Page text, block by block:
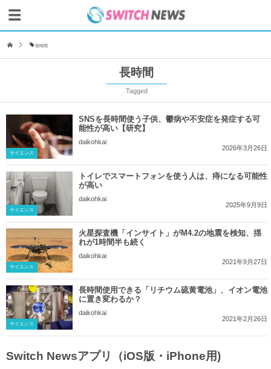
長時間
長時間
Tagged
サイエンス
SNSを長時間使う子供、鬱病や不安症を発症する可
能性が高い【研究】
daikohkai
2026年3月26日
サイエンス
トイレでスマートフォンを使う人は、痔になる可能性
が高い
daikohkai
2025年9月9日
サイエンス
火星探査機「インサイト」がM4.2の地震を検知、揺
れが1時間半も続く
daikohkai
2021年9月27日
サイエンス
長時間使用できる「リチウム硫黄電池」、イオン電池
に置き変わるか？
daikohkai
2021年2月26日
Switch Newsアプリ（iOS版・iPhone用)